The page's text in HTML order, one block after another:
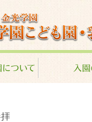
も園･乳児保